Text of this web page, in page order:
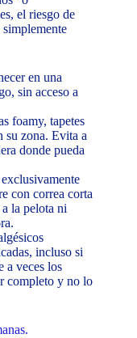
el riesgo de
en una
sin acceso a
foamy, tapetes
su zona. Evita a
donde pueda
con correa corta
la pelota ni
incluso si
a veces los
completo y no lo